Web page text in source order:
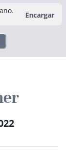
Encargar